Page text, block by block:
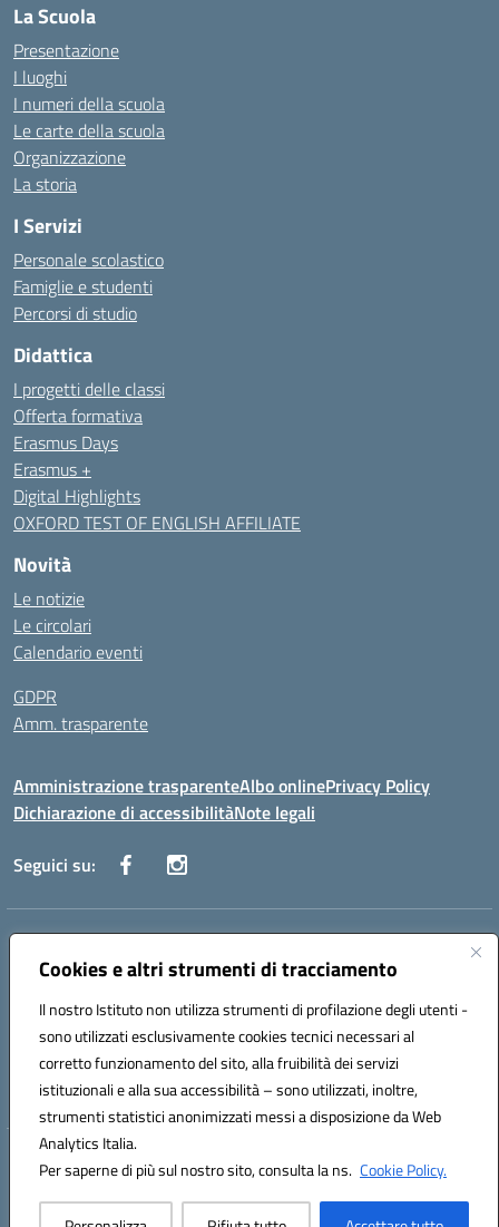
Cookies e altri strumenti di tracciamento
Il nostro Istituto non utilizza strumenti di profilazione degli utenti -
sono utilizzati esclusivamente cookies tecnici necessari al
corretto funzionamento del sito, alla fruibilità dei servizi
istituzionali e alla sua accessibilità – sono utilizzati, inoltre,
strumenti statistici anonimizzati messi a disposizione da Web
Analytics Italia.
Per saperne di più sul nostro sito, consulta la ns. Cookie Policy.
La Scuola
Presentazione
I luoghi
I numeri della scuola
Le carte della scuola
Organizzazione
La storia
I Servizi
Personale scolastico
Famiglie e studenti
Percorsi di studio
Didattica
I progetti delle classi
Offerta formativa
Erasmus Days
Erasmus +
Digital Highlights
OXFORD TEST OF ENGLISH AFFILIATE
Novità
Le notizie
Le circolari
Calendario eventi
GDPR
Amm. trasparente
Amministrazione trasparenteAlbo onlinePrivacy Policy
Dichiarazione di accessibilitàNote legali
Seguici su:
Indirizzo:
Centralino:+39 080 2446680 Email:baic882008@istruzione.it
Codice fiscale: 80023470729
Codice meccanografico:
BAIC882008
Codice unico di fatturazione (CUF): UFEUNT
Hosting & Powered by 3D Solution S.r.l.
Concept & Design by Designers Italia